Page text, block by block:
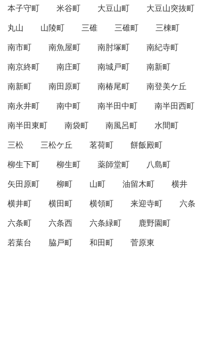
本子守町
米谷町 大豆山町
大豆山突抜町
丸山
山陵町 三碓 三碓町
三棟町
南市町
南魚屋町 南肘塚町
南紀寺町
南京終町
南庄町 南城戸町
南新町
南新町
南田原町 南椿尾町
南登美ケ丘
南永井町
南中町 南半田中町
南半田西町
南半田東町
南袋町 南風呂町
水間町
三松
三松ケ丘 茗荷町
餅飯殿町
柳生下町
柳生町 薬師堂町
八島町
矢田原町
柳町 山町 油留木町
横井
横井町
横田町 横領町 来迎寺町
六条
六条町
六条西 六条緑町
鹿野園町
若葉台
脇戸町 和田町 菅原東